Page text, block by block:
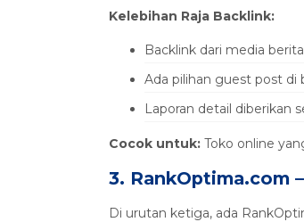
Kelebihan Raja Backlink:
Backlink dari media
Ada pilihan guest post di
Laporan detail diberikan
Cocok untuk: Toko online
3. RankOptima.com
Di urutan ketiga, ada